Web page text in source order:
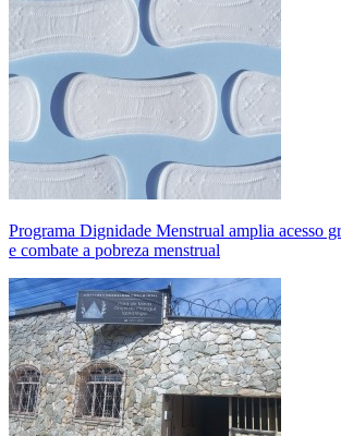
Programa Dignidade Menstrual amplia acesso
e combate a pobreza menstrual